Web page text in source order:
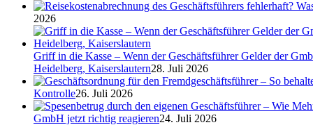
2026
Griff in die Kasse – Wenn der Geschäftsführer Gelder der
Heidelberg, Kaiserslautern28. Juli 2026
Kontrolle26. Juli 2026
GmbH jetzt richtig reagieren24. Juli 2026